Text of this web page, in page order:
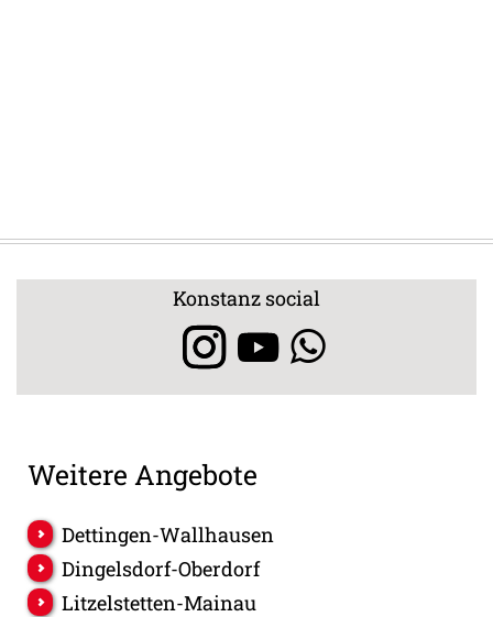
Konstanz social
Weitere Angebote
Dettingen-Wallhausen
Dingelsdorf-Oberdorf
Litzelstetten-Mainau